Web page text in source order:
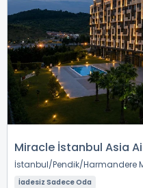
Miracle İstanbul Asia
İstanbul Pendik Harmandere
İadesiz Sadece Oda